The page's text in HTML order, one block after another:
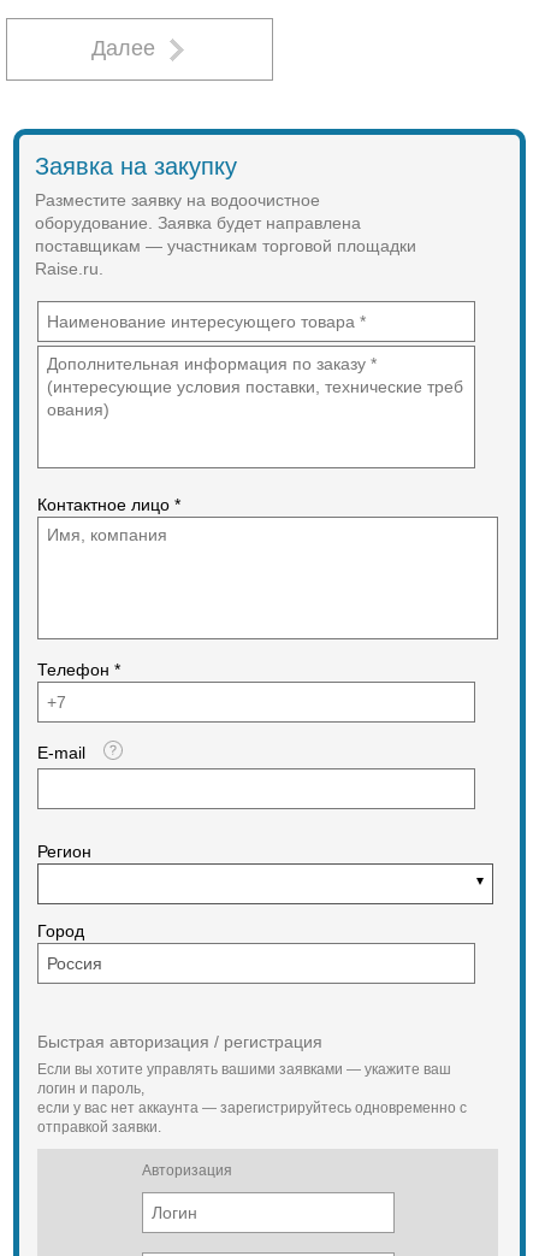
405
выс
1
100
520
355
из коррозийно-стойкого первичного
высокой плотности. Производство
оборудовании, способом
ротоформования. Конструкция
ёмкости цельно-литая.
Далее
Заявка на закупку
Разместите заявку на водоочистное
оборудование. Заявка будет направлена
поставщикам — участникам торговой площадки
Raise.ru.
Контактное лицо *
Телефон *
E-mail
Регион
Город
Быстрая авторизация / регистрация
Если вы хотите управлять вашими заявками — укажите ваш
логин и пароль,
если у вас нет аккаунта — зарегистрируйтесь одновременно с
отправкой заявки.
Авторизация